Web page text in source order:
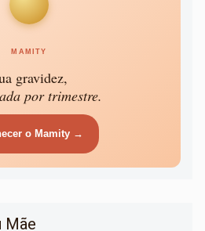
MAMITY
gravidez,
por trimestre.
o Mamity →
Mãe